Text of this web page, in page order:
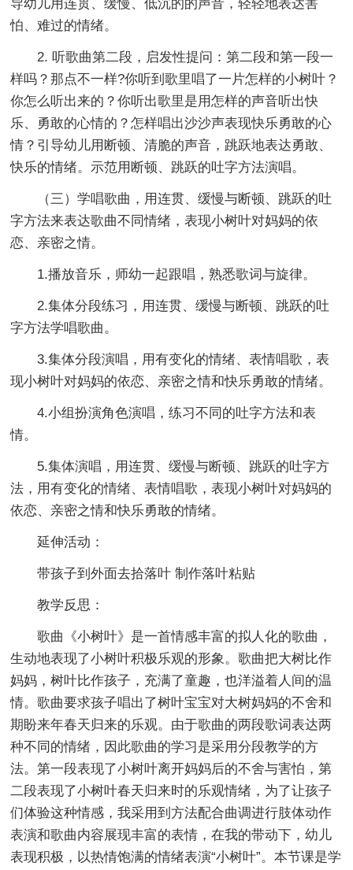
导幼儿用连贯、缓慢、低沉的的声音，轻轻地表达害
怕、难过的情绪。
2. 听歌曲第二段，启发性提问：第二段和第一段一
样吗？那点不一样?你听到歌里唱了一片怎样的小树叶？
你怎么听出来的？你听出歌里是用怎样的声音听出快
乐、勇敢的心情的？怎样唱出沙沙声表现快乐勇敢的心
情？引导幼儿用断顿、清脆的声音，跳跃地表达勇敢、
快乐的情绪。示范用断顿、跳跃的吐字方法演唱。
（三）学唱歌曲，用连贯、缓慢与断顿、跳跃的吐
字方法来表达歌曲不同情绪，表现小树叶对妈妈的依
恋、亲密之情。
1.播放音乐，师幼一起跟唱，熟悉歌词与旋律。
2.集体分段练习，用连贯、缓慢与断顿、跳跃的吐
字方法学唱歌曲。
3.集体分段演唱，用有变化的情绪、表情唱歌，表
现小树叶对妈妈的依恋、亲密之情和快乐勇敢的情绪。
4.小组扮演角色演唱，练习不同的吐字方法和表
情。
5.集体演唱，用连贯、缓慢与断顿、跳跃的吐字方
法，用有变化的情绪、表情唱歌，表现小树叶对妈妈的
依恋、亲密之情和快乐勇敢的情绪。
延伸活动：
带孩子到外面去拾落叶 制作落叶粘贴
教学反思：
歌曲《小树叶》是一首情感丰富的拟人化的歌曲，
生动地表现了小树叶积极乐观的形象。歌曲把大树比作
妈妈，树叶比作孩子，充满了童趣，也洋溢着人间的温
情。歌曲要求孩子唱出了树叶宝宝对大树妈妈的不舍和
期盼来年春天归来的乐观。由于歌曲的两段歌词表达两
种不同的情绪，因此歌曲的学习是采用分段教学的方
法。第一段表现了小树叶离开妈妈后的不舍与害怕，第
二段表现了小树叶春天归来时的乐观情绪，为了让孩子
们体验这种情感，我采用到方法配合曲调进行肢体动作
表演和歌曲内容展现丰富的表情，在我的带动下，幼儿
表现积极，以热情饱满的情绪表演“小树叶”。本节课是学